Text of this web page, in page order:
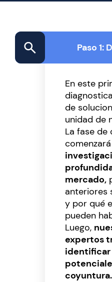
Paso 1:
En este
de
unidad de
La fase de
mercado,
anteriores
y por qué
pueden
Luego,
expertos
coyuntura.